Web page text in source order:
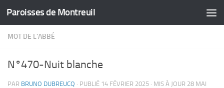
Skip to content
Paroisses de Montreuil
MOT DE L'ABBÉ
N°470-Nuit blanche
PAR BRUNO DUBREUCQ · PUBLIÉ 14 FÉVRIER 2025 · MIS À JOUR 28 MAI